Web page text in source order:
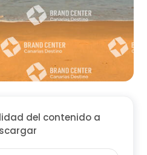
del contenido a